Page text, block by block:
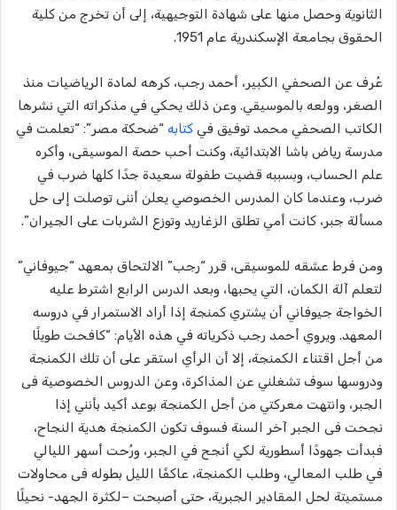
الثانوية وحصل منها على شهادة التوجيهية، إلى أن تخرج من كلية
الحقوق بجامعة الإسكندرية عام 1951.
عُرف عن الصحفي الكبير، أحمد رجب، كرهه لمادة الرياضيات منذ
الصغر، وولعه بالموسيقي. وعن ذلك يحكي في مذكراته التي نشرها
الكاتب الصحفي محمد توفيق في كتابه “ضحكة مصر”: “تعلمت في
مدرسة رياض باشا الابتدائية، وكنت أحب حصة الموسيقى، وأكره
علم الحساب، وبسببه قضيت طفولة سعيدة جدًا كلها ضرب في
ضرب، وعندما كان المدرس الخصوصي يعلن أننى توصلت إلى حل
مسألة جبر، كانت أمي تطلق الزغاريد وتوزع الشربات على الجيران”.
ومن فرط عشقه للموسيقى، قرر “رجب” الالتحاق بمعهد “جيوفاني”
لتعلم آلة الكمان، التي يحبها، وبعد الدرس الرابع اشترط عليه
الخواجة جيوفاني أن يشتري كمنجة إذا أراد الاستمرار في دروسه
المعهد. ويروي أحمد رجب ذكرياته في هذه الأيام: “كافحت طويلًا
من أجل اقتناء الكمنجة، إلا أن الرأي استقر على أن تلك الكمنجة
ودروسها سوف تشغلني عن المذاكرة، وعن الدروس الخصوصية فى
الجبر، وانتهت معركتي من أجل الكمنجة بوعد أكيد بأنني إذا
نجحت فى الجبر آخر السنة فسوف تكون الكمنجة هدية النجاح،
فبدأت جهودًا أسطورية لكي أنجح في الجبر، ورُحت أسهر الليالي
في طلب المعالي، وطلب الكمنجة، عاكفًا الليل بطوله فى محاولات
مستميتة لحل المقادير الجبرية، حتى أصبحت –لكثرة الجهد- نحيلًا